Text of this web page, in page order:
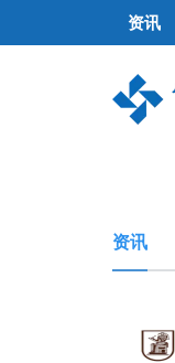
资讯
资讯